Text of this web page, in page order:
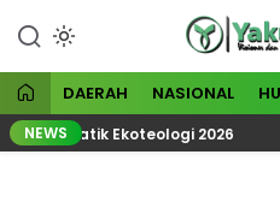
konten
Visioner dan
DAERAH NASIONAL
NEWS
Tematik Ekoteologi 2026